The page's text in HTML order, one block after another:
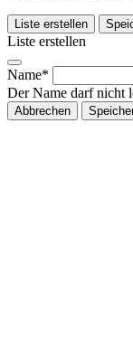
Liste erstellen
Liste erstellen
Name*
Der Name darf nicht
Abbrechen